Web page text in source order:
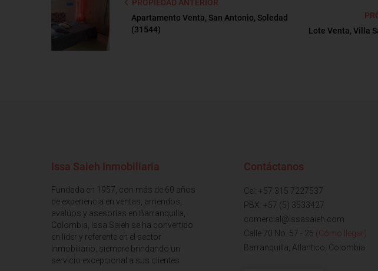
PROPIEDAD ANTERIOR
Apartamento Venta, San Antonio, Soledad
(31544)
Lote Venta, Villa
Issa Saieh Inmobiliaria
Fundada en 1957, con más de 60 años
de experiencia en ventas, arriendos,
avalúos y asesorías en Barranquilla,
Colombia, Issa Saieh se ha convertido
en líder y referente en el sector
Inmobiliario, siempre brindando un
servicio excepcional a sus clientes
Contáctanos
Cel: +57 315 7227537
PBX: +57 (5) 3533427
comercial@issasaieh.com
Calle 70 No. 57 - 25 (Cómo llegar)
Barranquilla, Atlantico, Colombia